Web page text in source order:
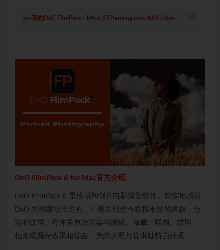
win系统DxO FilmPack：https://52fanxing.com/6643.html
DxO FilmPack 6 for Mac官方介绍
DxO FilmPack 6 是模拟和创意电影渲染软件。忠实地感谢
DxO 的独家校准过程，重新发现传奇模拟电影的风格、色
彩和纹理。将许多原始渲染与滤镜、渐晕、模糊、纹理、
框架或漏光效果相结合，为您的照片提供独特的外观。